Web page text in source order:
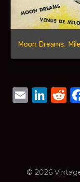
Moon Dreams,
Email
© 2026